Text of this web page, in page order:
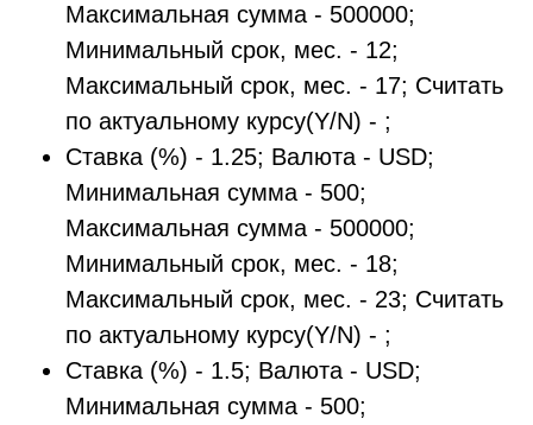
Максимальная сумма - 500000;
Минимальный срок, мес. - 12;
Максимальный срок, мес. - 17; Считать
по актуальному курсу(Y/N) - ;
Ставка (%) - 1.25; Валюта - USD;
Минимальная сумма - 500;
Максимальная сумма - 500000;
Минимальный срок, мес. - 18;
Максимальный срок, мес. - 23; Считать
по актуальному курсу(Y/N) - ;
Ставка (%) - 1.5; Валюта - USD;
Минимальная сумма - 500;